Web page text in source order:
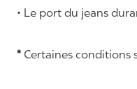
• Le port du jeans
* Certaines conditions